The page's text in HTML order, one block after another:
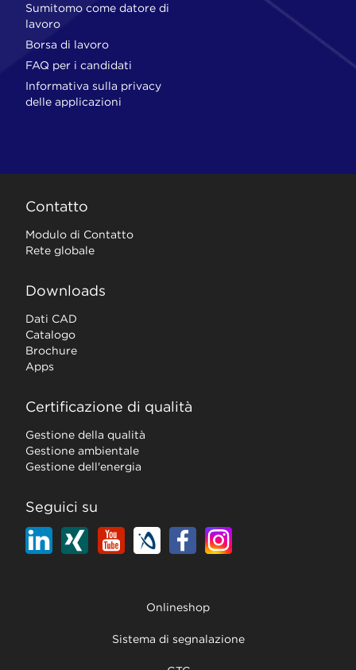
Sumitomo come datore di
lavoro
Borsa di lavoro
FAQ per i candidati
Informativa sulla privacy
delle applicazioni
Contatto
Modulo di Contatto
Rete globale
Downloads
Dati CAD
Catalogo
Brochure
Apps
Certificazione di qualità
Gestione della qualità
Gestione ambientale
Gestione dell'energia
Seguici su
Onlineshop
Sistema di segnalazione